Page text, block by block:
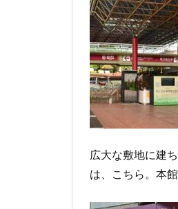
広大な敷地に建
は、こちら。本